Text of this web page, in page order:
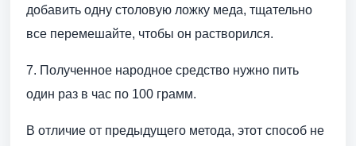
добавить одну столовую ложку меда, тщательно
все перемешайте, чтобы он растворился.
7. Полученное народное средство нужно пить
один раз в час по 100 грамм.
В отличие от предыдущего метода, этот способ не